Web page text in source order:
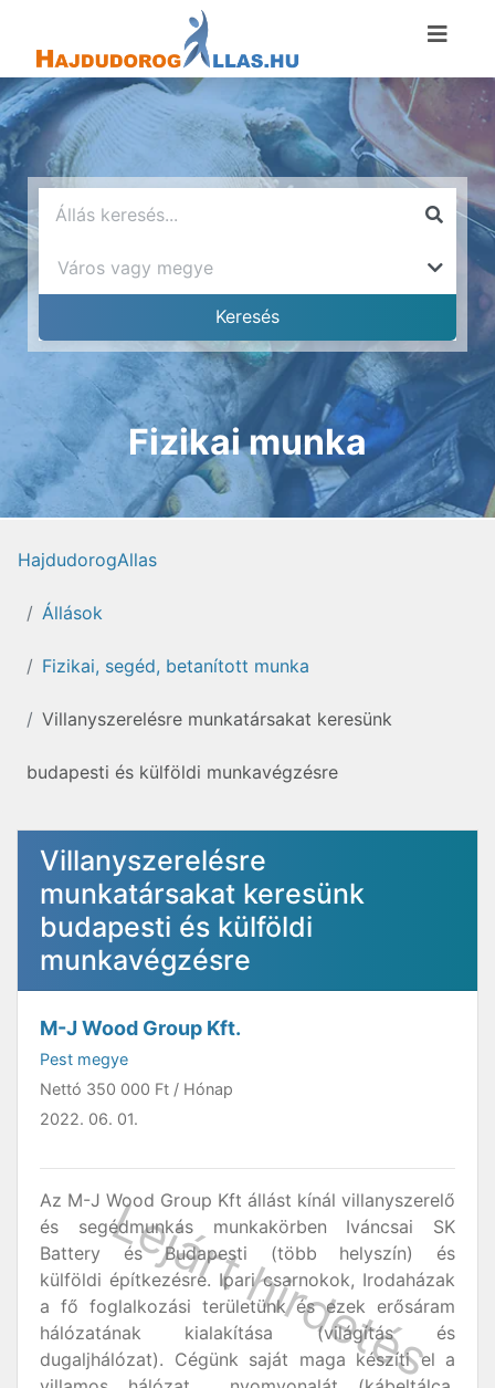
Fizikai munka
HajdudorogAllas
Állások
Fizikai, segéd, betanított munka
Villanyszerelésre munkatársakat keresünk
budapesti és külföldi munkavégzésre
Villanyszerelésre
munkatársakat keresünk
budapesti és külföldi
munkavégzésre
M-J Wood Group Kft.
Pest megye
Nettó 350 000 Ft / Hónap
2022. 06. 01.
Az M-J Wood Group Kft állást kínál villanyszerelő
és segédmunkás munkakörben Iváncsai SK
Battery és Budapesti (több helyszín) és
külföldi építkezésre. Ipari csarnokok, Irodaházak
a fő foglalkozási területünk és ezek erősáram
hálózatának kialakítása (világítás és
dugaljhálózat). Cégünk saját maga készíti el a